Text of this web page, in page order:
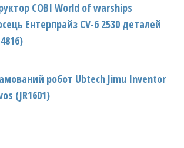
COBI World of warships
Ентерпрайз CV-6 2530 деталей
робот Ubtech Jimu Inventor
(JR1601)